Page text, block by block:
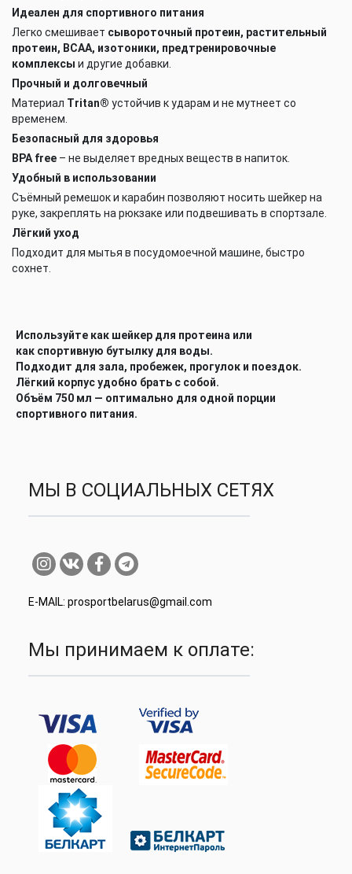
Идеален для спортивного питания
Легко смешивает сывороточный протеин, растительный
протеин, BCAA, изотоники, предтренировочные
комплексы и другие добавки.
Прочный и долговечный
Материал Tritan® устойчив к ударам и не мутнеет со
временем.
Безопасный для здоровья
BPA free – не выделяет вредных веществ в напиток.
Удобный в использовании
Съёмный ремешок и карабин позволяют носить шейкер на
руке, закреплять на рюкзаке или подвешивать в спортзале.
Лёгкий уход
Подходит для мытья в посудомоечной машине, быстро
сохнет.
Используйте как шейкер для протеина или
как спортивную бутылку для воды.
Подходит для зала, пробежек, прогулок и поездок.
Лёгкий корпус удобно брать с собой.
Объём 750 мл — оптимально для одной порции
спортивного питания.
МЫ В СОЦИАЛЬНЫХ СЕТЯХ
E-MAIL: prosportbelarus@gmail.com
Мы принимаем к оплате: